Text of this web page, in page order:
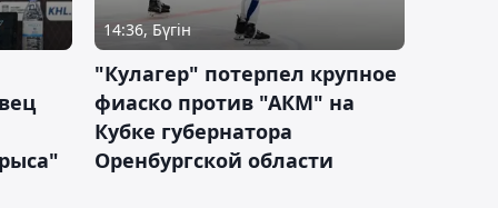
14:36, Бүгін
"Кулагер" потерпел крупное
фиаско против "АКМ" на
Кубке губернатора
Оренбургской области